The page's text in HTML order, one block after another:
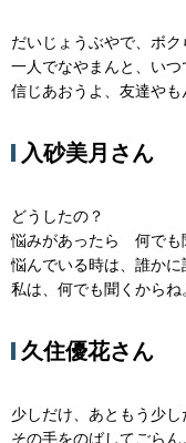
だいじょうぶやで、ボク
一人でなやまんと、いつ
信じあおうよ、友達やも
入砂美月さん
どうしたの？
悩みがあったら 何でも
悩んでいる時は、誰かに
私は、何でも聞くからね
久住優花さん
少しだけ、あともう少し
その手をのばしてごらん